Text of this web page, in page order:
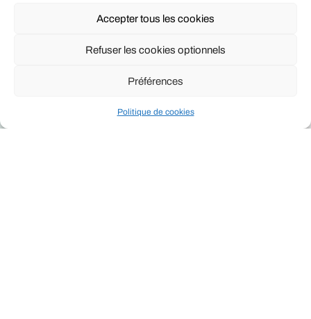
Accepter tous les cookies
Refuser les cookies optionnels
Préférences
Politique de cookies